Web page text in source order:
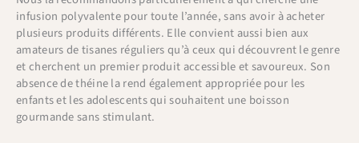
infusion polyvalente pour toute l’année, sans avoir à acheter
plusieurs produits différents. Elle convient aussi bien aux
amateurs de tisanes réguliers qu’à ceux qui découvrent le genre
et cherchent un premier produit accessible et savoureux. Son
absence de théine la rend également appropriée pour les
enfants et les adolescents qui souhaitent une boisson
gourmande sans stimulant.